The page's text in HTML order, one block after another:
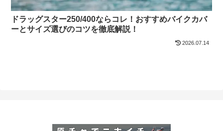
ドラッグスター250/400ならコレ！おすすめバイクカバ
ーとサイズ選びのコツを徹底解説！
2026.07.14